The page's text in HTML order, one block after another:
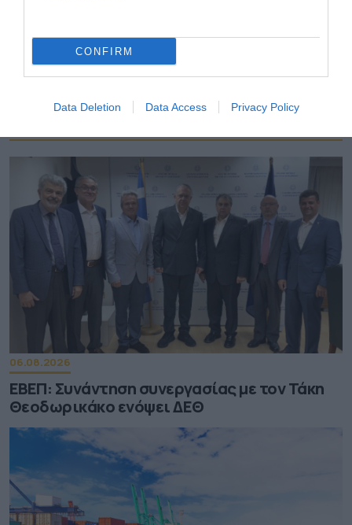
CONFIRM
Data Deletion Data Access Privacy Policy
TAGS:
ΝΟΜΟΣΧΕΔΙΟ ΠΡΟΣΤΑΤΕΥΟΜΕΝΑ ΑΓΡΟΤΙΚΑ ΠΡΟΪΟΝΤΑ
ΠΕΡΙΣΣΟΤΕΡA
06.08.2026
ΕΒΕΠ: Συνάντηση συνεργασίας με τον Τάκη
Θεοδωρικάκο ενόψει ΔΕΘ